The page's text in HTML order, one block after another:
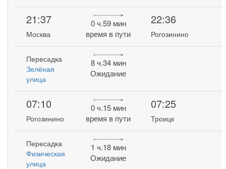
21:37
Москва
0 ч.59 мин
время в пути
22:36
Рогозинино
Пересадка
Зелёная
улица
8 ч.34 мин
Ожидание
07:10
Рогозинино
0 ч.15 мин
время в пути
07:25
Троицк
Пересадка
Физическая
улица
1 ч.18 мин
Ожидание